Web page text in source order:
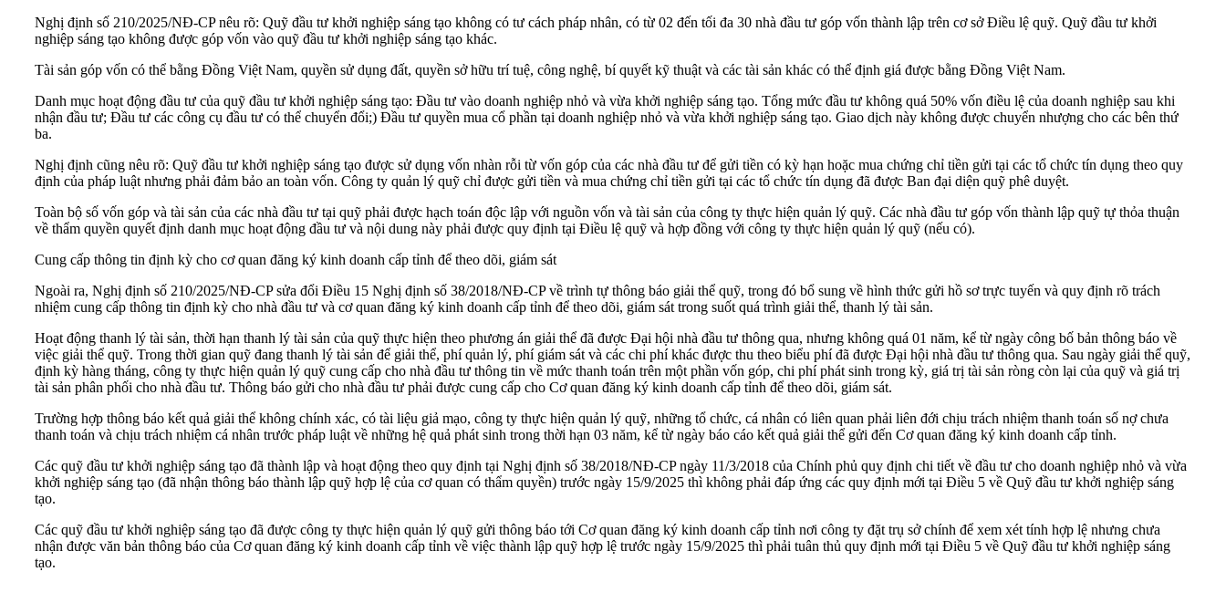
Nghị định số 210/2025/NĐ-CP nêu rõ: Quỹ đầu tư khởi nghiệp sáng tạo không có tư cách pháp nhân, có từ 02 đến tối đa 30 nhà đầu tư góp vốn thành lập trên cơ sở Điều lệ quỹ. Quỹ đầu tư khởi
nghiệp sáng tạo không được góp vốn vào quỹ đầu tư khởi nghiệp sáng tạo khác.
Tài sản góp vốn có thể bằng Đồng Việt Nam, quyền sử dụng đất, quyền sở hữu trí tuệ, công nghệ, bí quyết kỹ thuật và các tài sản khác có thể định giá được bằng Đồng Việt Nam.
Danh mục hoạt động đầu tư của quỹ đầu tư khởi nghiệp sáng tạo: Đầu tư vào doanh nghiệp nhỏ và vừa khởi nghiệp sáng tạo. Tổng mức đầu tư không quá 50% vốn điều lệ của doanh nghiệp sau khi
nhận đầu tư; Đầu tư các công cụ đầu tư có thể chuyển đổi;) Đầu tư quyền mua cổ phần tại doanh nghiệp nhỏ và vừa khởi nghiệp sáng tạo. Giao dịch này không được chuyển nhượng cho các bên thứ
ba.
Nghị định cũng nêu rõ: Quỹ đầu tư khởi nghiệp sáng tạo được sử dụng vốn nhàn rỗi từ vốn góp của các nhà đầu tư để gửi tiền có kỳ hạn hoặc mua chứng chỉ tiền gửi tại các tổ chức tín dụng theo quy
định của pháp luật nhưng phải đảm bảo an toàn vốn. Công ty quản lý quỹ chỉ được gửi tiền và mua chứng chỉ tiền gửi tại các tổ chức tín dụng đã được Ban đại diện quỹ phê duyệt.
Toàn bộ số vốn góp và tài sản của các nhà đầu tư tại quỹ phải được hạch toán độc lập với nguồn vốn và tài sản của công ty thực hiện quản lý quỹ. Các nhà đầu tư góp vốn thành lập quỹ tự thỏa thuận
về thẩm quyền quyết định danh mục hoạt động đầu tư và nội dung này phải được quy định tại Điều lệ quỹ và hợp đồng với công ty thực hiện quản lý quỹ (nếu có).
Cung cấp thông tin định kỳ cho cơ quan đăng ký kinh doanh cấp tỉnh để theo dõi, giám sát
Ngoài ra, Nghị định số 210/2025/NĐ-CP sửa đổi Điều 15 Nghị định số 38/2018/NĐ-CP về trình tự thông báo giải thể quỹ, trong đó bổ sung về hình thức gửi hồ sơ trực tuyến và quy định rõ trách
nhiệm cung cấp thông tin định kỳ cho nhà đầu tư và cơ quan đăng ký kinh doanh cấp tỉnh để theo dõi, giám sát trong suốt quá trình giải thể, thanh lý tài sản.
Hoạt động thanh lý tài sản, thời hạn thanh lý tài sản của quỹ thực hiện theo phương án giải thể đã được Đại hội nhà đầu tư thông qua, nhưng không quá 01 năm, kể từ ngày công bố bản thông báo về
việc giải thể quỹ. Trong thời gian quỹ đang thanh lý tài sản để giải thể, phí quản lý, phí giám sát và các chi phí khác được thu theo biểu phí đã được Đại hội nhà đầu tư thông qua. Sau ngày giải thể quỹ,
định kỳ hàng tháng, công ty thực hiện quản lý quỹ cung cấp cho nhà đầu tư thông tin về mức thanh toán trên một phần vốn góp, chi phí phát sinh trong kỳ, giá trị tài sản ròng còn lại của quỹ và giá trị
tài sản phân phối cho nhà đầu tư. Thông báo gửi cho nhà đầu tư phải được cung cấp cho Cơ quan đăng ký kinh doanh cấp tỉnh để theo dõi, giám sát.
Trường hợp thông báo kết quả giải thể không chính xác, có tài liệu giả mạo, công ty thực hiện quản lý quỹ, những tổ chức, cá nhân có liên quan phải liên đới chịu trách nhiệm thanh toán số nợ chưa
thanh toán và chịu trách nhiệm cá nhân trước pháp luật về những hệ quả phát sinh trong thời hạn 03 năm, kể từ ngày báo cáo kết quả giải thể gửi đến Cơ quan đăng ký kinh doanh cấp tỉnh.
Các quỹ đầu tư khởi nghiệp sáng tạo đã thành lập và hoạt động theo quy định tại Nghị định số 38/2018/NĐ-CP ngày 11/3/2018 của Chính phủ quy định chi tiết về đầu tư cho doanh nghiệp nhỏ và vừa
khởi nghiệp sáng tạo (đã nhận thông báo thành lập quỹ hợp lệ của cơ quan có thẩm quyền) trước ngày 15/9/2025 thì không phải đáp ứng các quy định mới tại Điều 5 về Quỹ đầu tư khởi nghiệp sáng
tạo.
Các quỹ đầu tư khởi nghiệp sáng tạo đã được công ty thực hiện quản lý quỹ gửi thông báo tới Cơ quan đăng ký kinh doanh cấp tỉnh nơi công ty đặt trụ sở chính để xem xét tính hợp lệ nhưng chưa
nhận được văn bản thông báo của Cơ quan đăng ký kinh doanh cấp tỉnh về việc thành lập quỹ hợp lệ trước ngày 15/9/2025 thì phải tuân thủ quy định mới tại Điều 5 về Quỹ đầu tư khởi nghiệp sáng
tạo.